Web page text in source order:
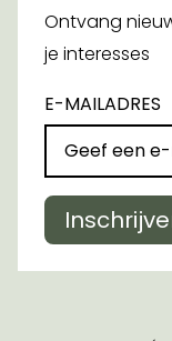
Ontvang
je interesses
E-MAILADRES